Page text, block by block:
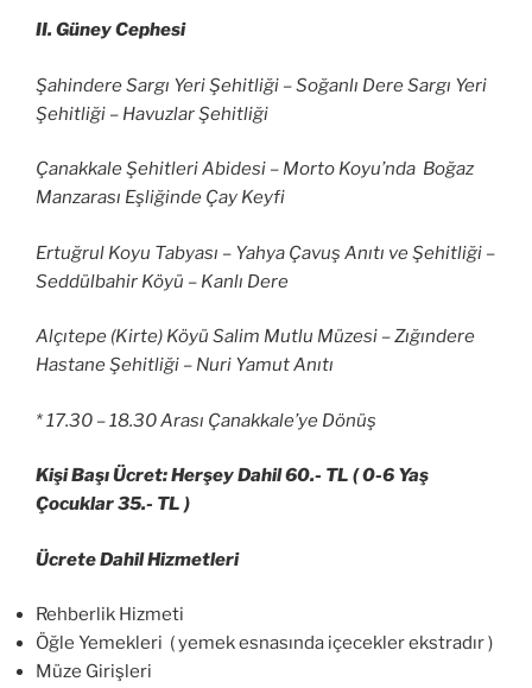
II. Güney Cephesi
Şahindere Sargı Yeri Şehitliği – Soğanlı Dere Sargı Yeri
Şehitliği – Havuzlar Şehitliği
Çanakkale Şehitleri Abidesi – Morto Koyu’nda Boğaz
Manzarası Eşliğinde Çay Keyfi
Ertuğrul Koyu Tabyası – Yahya Çavuş Anıtı ve Şehitliği –
Seddülbahir Köyü – Kanlı Dere
Alçıtepe (Kirte) Köyü Salim Mutlu Müzesi – Zığındere
Hastane Şehitliği – Nuri Yamut Anıtı
* 17.30 – 18.30 Arası Çanakkale’ye Dönüş
Kişi Başı Ücret: Herşey Dahil 60.- TL ( 0-6 Yaş
Çocuklar 35.- TL )
Ücrete Dahil Hizmetleri
Rehberlik Hizmeti
Öğle Yemekleri ( yemek esnasında içecekler ekstradır )
Müze Girişleri